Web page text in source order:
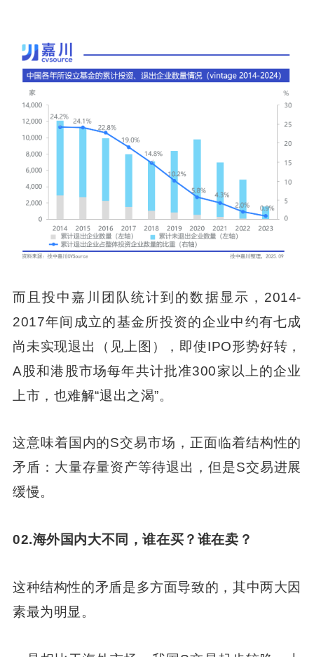
而且投中嘉川团队统计到的数据显示，2014-
2017年间成立的基金所投资的企业中约有七成
尚未实现退出（见上图），即使IPO形势好转，
A股和港股市场每年共计批准300家以上的企业
上市，也难解“退出之渴”。
这意味着国内的S交易市场，正面临着结构性的
矛盾：大量存量资产等待退出，但是S交易进展
缓慢。
02.海外国内大不同，谁在买？谁在卖？
这种结构性的矛盾是多方面导致的，其中两大因
素最为明显。